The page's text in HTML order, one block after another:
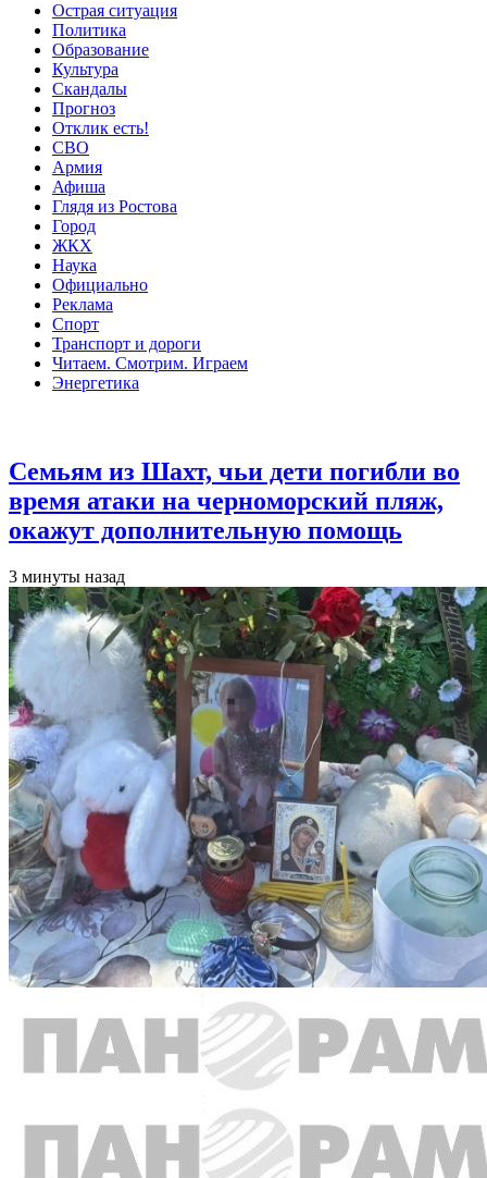
Острая ситуация
Политика
Образование
Культура
Скандалы
Прогноз
Отклик есть!
СВО
Армия
Афиша
Глядя из Ростова
Город
ЖКХ
Наука
Официально
Реклама
Спорт
Транспорт и дороги
Читаем. Смотрим. Играем
Энергетика
Семьям из Шахт, чьи дети погибли во
время атаки на черноморский пляж,
окажут дополнительную помощь
3 минуты назад